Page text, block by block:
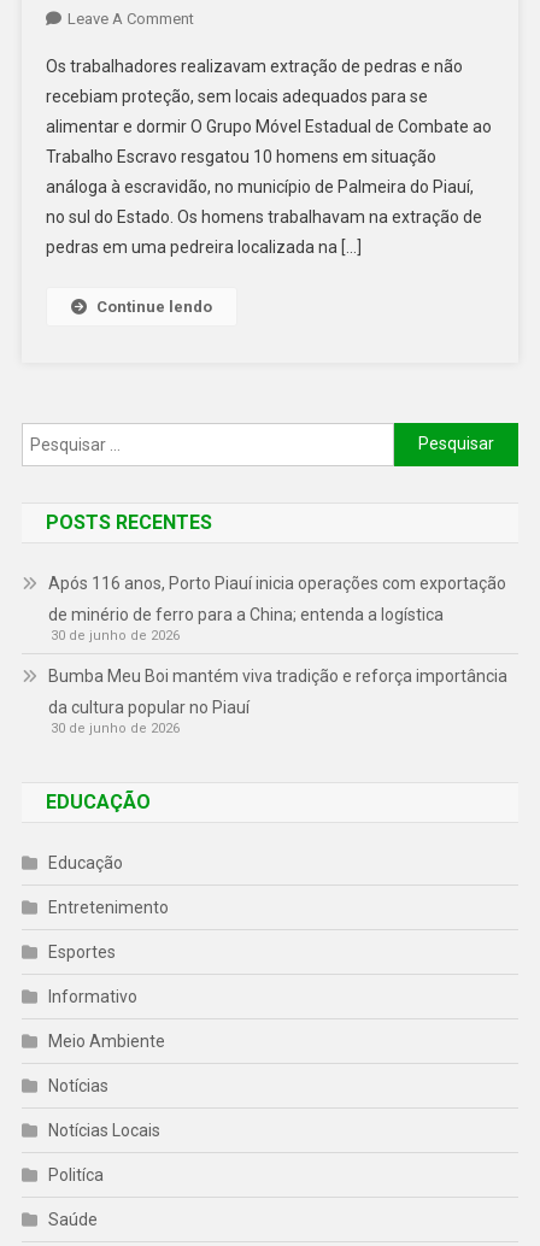
Leave A Comment
Os trabalhadores realizavam extração de pedras e não
recebiam proteção, sem locais adequados para se
alimentar e dormir O Grupo Móvel Estadual de Combate ao
Trabalho Escravo resgatou 10 homens em situação
análoga à escravidão, no município de Palmeira do Piauí,
no sul do Estado. Os homens trabalhavam na extração de
pedras em uma pedreira localizada na […]
Continue lendo
POSTS RECENTES
Após 116 anos, Porto Piauí inicia operações com exportação
de minério de ferro para a China; entenda a logística
30 de junho de 2026
Bumba Meu Boi mantém viva tradição e reforça importância
da cultura popular no Piauí
30 de junho de 2026
EDUCAÇÃO
Educação
Entretenimento
Esportes
Informativo
Meio Ambiente
Notícias
Notícias Locais
Politíca
Saúde